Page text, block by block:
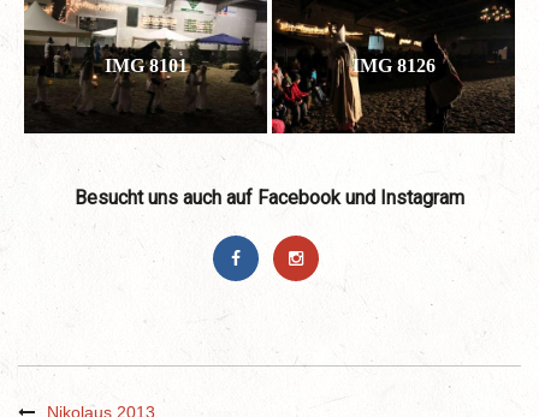
IMG 8101 IMG 8126
Besucht uns auch auf Facebook und Instagram
Nikolaus 2013